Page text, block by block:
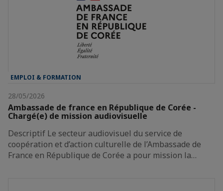
EMPLOI & FORMATION
28/05/2026
Ambassade de france en République de Corée -
Chargé(e) de mission audiovisuelle
Descriptif Le secteur audiovisuel du service de
coopération et d’action culturelle de l’Ambassade de
France en République de Corée a pour mission la…